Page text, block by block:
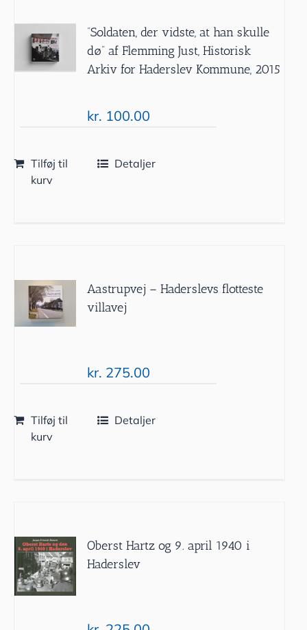
”Soldaten, der vidste, at han skulle
dø” af Flemming Just, Historisk
Arkiv for Haderslev Kommune, 2015
kr. 100.00
Tilføj til
kurv
Detaljer
Aastrupvej – Haderslevs flotteste
villavej
kr. 275.00
Tilføj til
kurv
Detaljer
Oberst Hartz og 9. april 1940 i
Haderslev